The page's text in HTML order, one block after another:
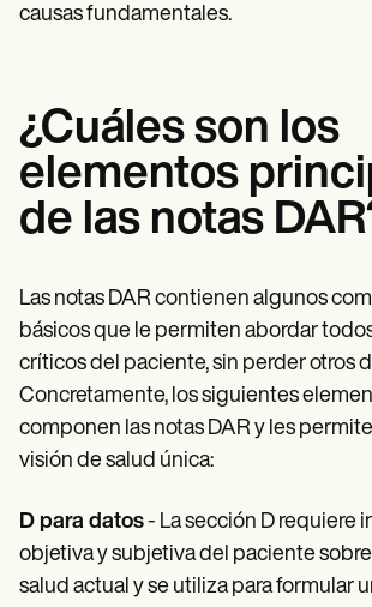
causas fundamentales.
¿Cuáles son los
elementos
de las notas
Las notas DAR contienen algunos
básicos que le permiten abordar
críticos del paciente, sin perder otros
Concretamente, los siguientes
componen las notas DAR y les
visión de salud única:
D para datos- La sección D requiere
objetiva y subjetiva del paciente
salud actual y se utiliza para formular